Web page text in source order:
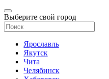
Выберите свой город
Ярославль
Якутск
Чита
Челябинск